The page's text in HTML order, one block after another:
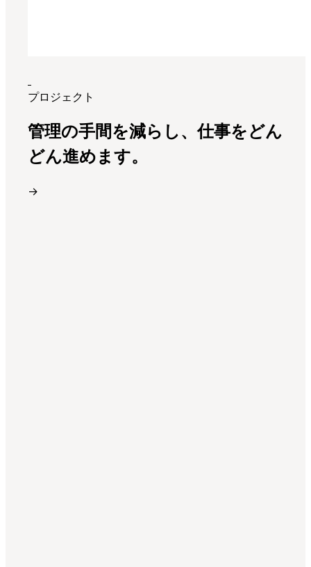
プロジェクト
管理の手間を減らし、仕事をどん
どん進めます。
→